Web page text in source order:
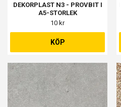
DEKORPLAST N3 - PROVBIT I
A5-STORLEK
10 kr
KÖP